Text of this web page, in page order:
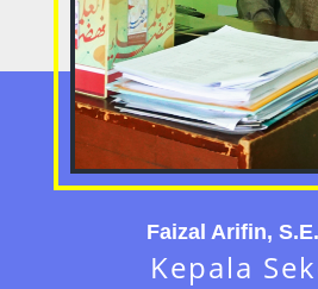
Faizal Arifin,
Kepala